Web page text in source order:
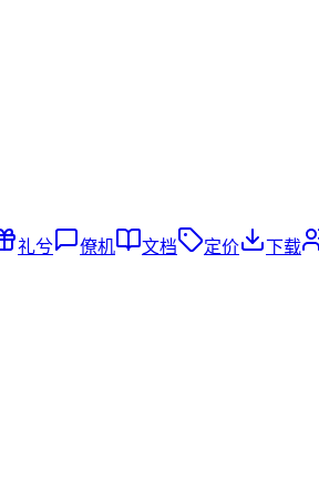
礼兮 僚机 文档 定价 下载